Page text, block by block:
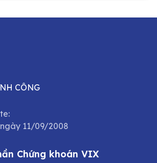
CÔNG
11/09/2008
Chứng khoán VIX